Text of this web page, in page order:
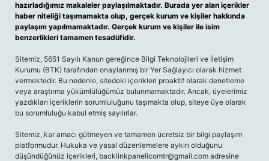
hazırladığımız makaleler paylaşılmaktadır. Burada yer alan içerikler
haber niteliği taşımamakta olup, gerçek kurum ve kişiler hakkında
paylaşım yapılmamaktadır. Gerçek kurum ve kişiler ile isim
benzerlikleri tamamen tesadüfidir.
Sitemiz, 5651 Sayılı Kanun gereğince Bilgi Teknolojileri ve İletişim
Kurumu (BTK) tarafından onaylanmış bir Yer Sağlayıcı olarak hizmet
vermektedir. Bu nedenle, sitedeki içerikleri proaktif olarak denetleme
veya araştırma yükümlülüğümüz bulunmamaktadır. Ancak, üyelerimiz
yazdıkları içeriklerin sorumluluğunu taşımakta olup, siteye üye olarak
bu sorumluluğu kabul etmiş sayılırlar.
Sitemiz, kar amacı gütmeyen ve tamamen ücretsiz bir bilgi paylaşım
platformudur. Hukuka ve yasal düzenlemelere aykırı olduğunu
düşündüğünüz içerikleri, backlinkpanelicomtr@gmail.com adresine